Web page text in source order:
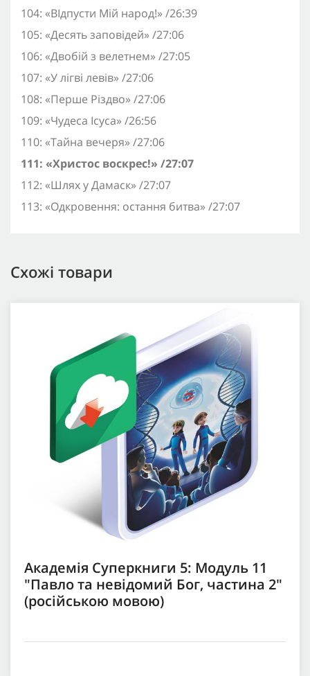
104: «ВІдпусти Мій народ!» /26:39
105: «Десять заповідей» /27:06
106: «Двобій з велетнем» /27:05
107: «У лігві левів» /27:06
108: «Перше Різдво» /27:06
109: «Чудеса Ісуса» /26:56
110: «Тайна вечеря» /27:06
111: «Христос воскрес!» /27:07
112: «Шлях у Дамаск» /27:07
113: «Одкровення: остання битва» /27:07
Схожі товари
Академія Суперкниги 5: Модуль 11
"Павло та невідомий Бог, частина 2"
(російською мовою)